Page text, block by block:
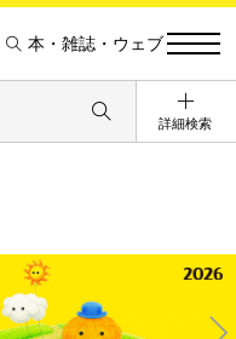
本・雑誌・ウェブ
詳細検索